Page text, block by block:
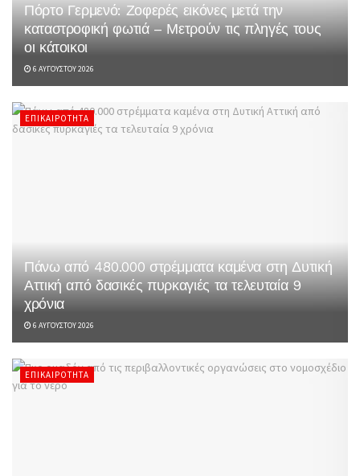
Πόρτο Γερμενό: Ζοφερές εικόνες μετά την
καταστροφική φωτιά – Μετρούν τις πληγές τους
οι κάτοικοι
6 ΑΥΓΟΎΣΤΟΥ 2026
ΕΠΙΚΑΙΡΌΤΗΤΑ
Πάνω από 480.000 στρέμματα καμένα στη Δυτική
Αττική από δασικές πυρκαγιές τα τελευταία 9
χρόνια
6 ΑΥΓΟΎΣΤΟΥ 2026
ΕΠΙΚΑΙΡΌΤΗΤΑ